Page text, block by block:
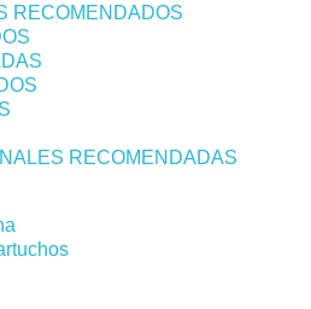
RECOMENDADOS
RECOMENDADAS